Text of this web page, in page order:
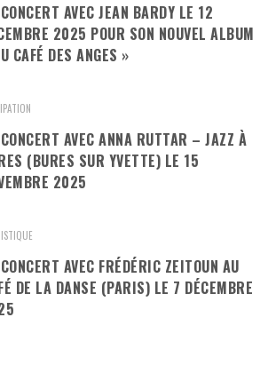
AVEC JEAN BARDY LE 12
2025 POUR SON NOUVEL ALBUM
CAFÉ DES ANGES »
AVEC ANNA RUTTAR – JAZZ À
(BURES SUR YVETTE) LE 15
2025
AVEC FRÉDÉRIC ZEITOUN AU
DE LA DANSE (PARIS) LE 7 DÉCEMBRE